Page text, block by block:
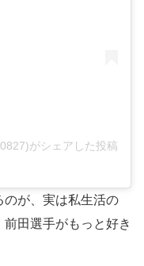
がシェアした投稿
のが、実は私生活の
前田選手がもっと好き